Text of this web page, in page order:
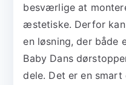
besværlige at
æstetiske. Derfor
en løsning, der både
Baby Dans
dele. Det er en